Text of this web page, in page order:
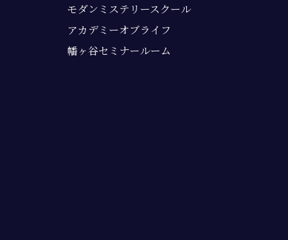
モダンミステリースクール
アカデミーオブライフ
幡ヶ谷セミナールーム